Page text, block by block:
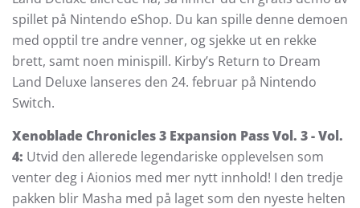
spillet på Nintendo eShop. Du kan spille denne demoen
med opptil tre andre venner, og sjekke ut en rekke
brett, samt noen minispill. Kirby’s Return to Dream
Land Deluxe lanseres den 24. februar på Nintendo
Switch.
Xenoblade Chronicles 3 Expansion Pass Vol. 3 - Vol.
4: Utvid den allerede legendariske opplevelsen som
venter deg i Aionios med mer nytt innhold! I den tredje
pakken blir Masha med på laget som den nyeste helten